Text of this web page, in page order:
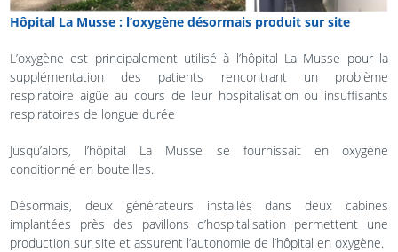
Hôpital La Musse : l’oxygène désormais produit sur site
L’oxygène est principalement utilisé à l’hôpital La Musse pour la
supplémentation des patients rencontrant un problème
respiratoire aigüe au cours de leur hospitalisation ou insuffisants
respiratoires de longue durée
Jusqu’alors, l’hôpital La Musse se fournissait en oxygène
conditionné en bouteilles.
Désormais, deux générateurs installés dans deux cabines
implantées près des pavillons d’hospitalisation permettent une
production sur site et assurent l’autonomie de l’hôpital en oxygène.